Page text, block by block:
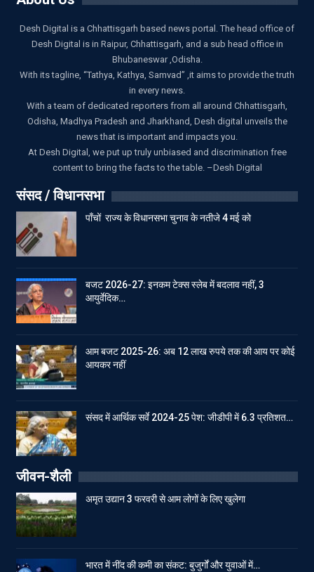
Desh Digital is a Chhattisgarh based news portal. The head office of
Desh Digital is in Raipur, Chhattisgarh, and a sub head office in
Bhubaneswar ,Odisha.
With its tagline, “Tathya, Kathya, Samvad” ,it aims to provide the truth
in every news.
With a team of dedicated reporters from all around Chhattisgarh,
Odisha, Madhya Pradesh and Jharkhand, Desh digital unveils the
news that is important and impacts you.
At Desh Digital, we put up truly unbiased and discrimination free
content to bring the facts to the table. –Desh Digital
संसद / विधानसभा
पाँचों राज्य के विधानसभा चुनाव के नतीजे 4 मई को
बजट 2026-27: इनकम टेक्स स्लेब में बदलाव नहीं, 3
आयुर्वेदिक…
आम बजट 2025-26: अब 12 लाख रुपये तक की आय पर कोई
आयकर नहीं
संसद में आर्थिक सर्वे 2024-25 पेश: जीडीपी में 6.3 प्रतिशत…
जीवन-शैली
अमृत उद्यान 3 फरवरी से आम लोगों के लिए खुलेगा
भारत में नींद की कमी का संकट: बुजुर्गों और युवाओं में…